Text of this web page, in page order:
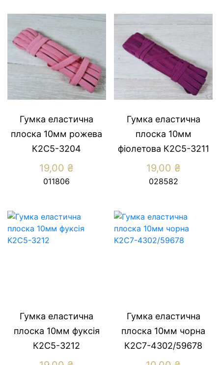
Гумка еластична
плоска 10мм рожева
К2С5-3204
19,00 ₴
011806
Гумка еластична
плоска 10мм
фiолетова К2С5-3211
19,00 ₴
028582
Гумка еластична
плоска 10мм фуксiя
К2С5-3212
Гумка еластична
плоска 10мм чорна
К2С7-4302/59678